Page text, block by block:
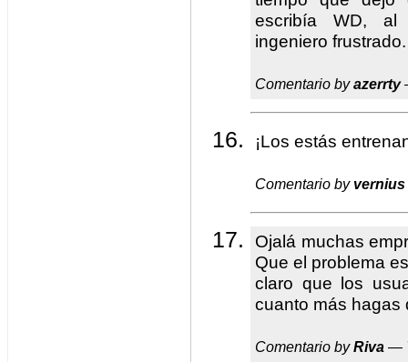
escribía WD, al
ingeniero frustrado.
Comentario byazerrty
¡Los estás
Comentario by vernius
Ojalá muchas
Que el problema
claro que los
cuanto más
Comentario byRiva —